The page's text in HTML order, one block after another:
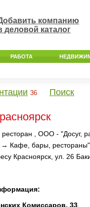
компанию
деловой каталог
РАБОТА
36 Поиск
, ООО - "Досуг,
→ Кафе, бары,
Красноярск, ул. 26
Комиссаров, 33